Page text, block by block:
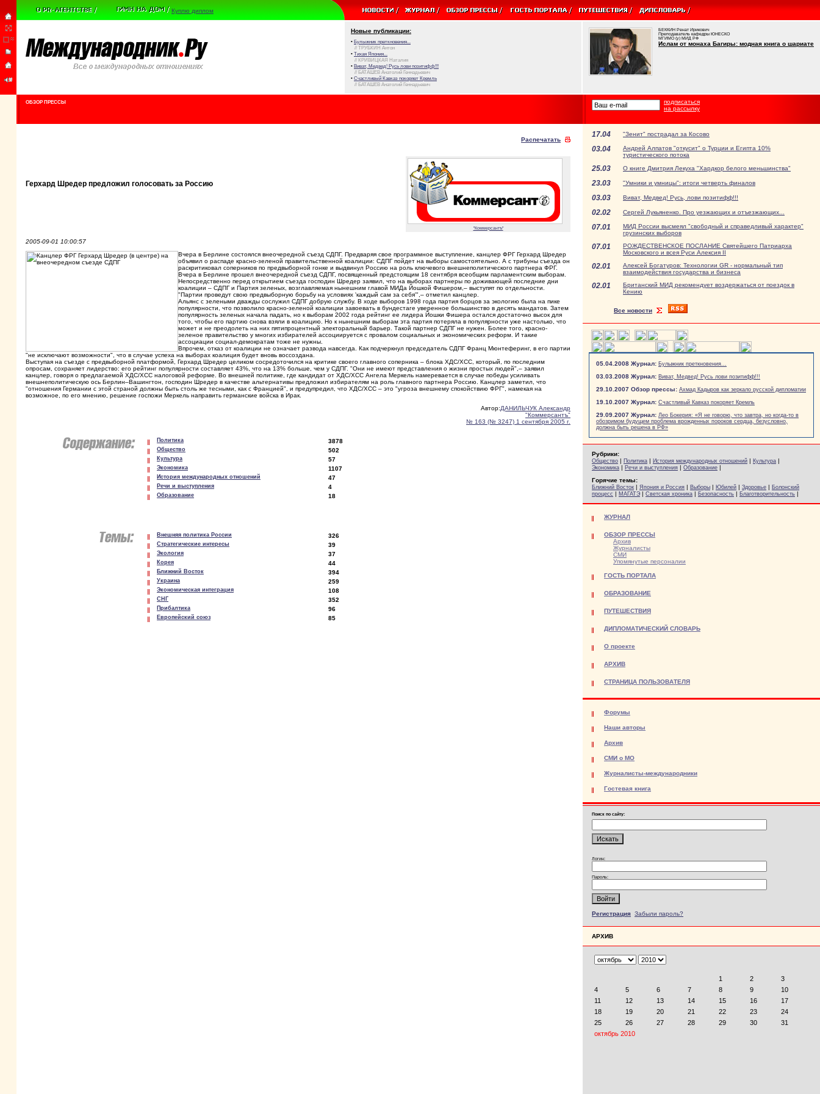
Куплю диплом
Новые публикации:
• Булыжник преткновения...
// ТРУБКИН Антон
• Тихая Япония...
// КРИВИЦКАЯ Наталия
• Виват, Медвед! Русь лови позитифф!!!
// БАТАШЕВ Анатолий Геннадьевич
• Счастливый Кавказ покоряет Кремль
// БАТАШЕВ Анатолий Геннадьевич
БЕККИН Ренат Ирикович
Преподаватель кафедры ЮНЕСКО
МГИМО (у) МИД РФ
Ислам от монаха Багиры: модная книга о шариате
ОБЗОР ПРЕССЫ
подписаться
на рассылку
Распечатать
Герхард Шредер предложил голосовать за Россию
"Коммерсантъ"
2005-09-01 10:00:57
Вчера в Берлине состоялся внеочередной съезд СДПГ. Предваряя свое программное выступление, канцлер ФРГ Герхард Шредер
объявил о распаде красно-зеленой правительственной коалиции: СДПГ пойдет на выборы самостоятельно. А с трибуны съезда он
раскритиковал соперников по предвыборной гонке и выдвинул Россию на роль ключевого внешнеполитического партнера ФРГ.
Вчера в Берлине прошел внеочередной съезд СДПГ, посвященный предстоящим 18 сентября всеобщим парламентским выборам.
Непосредственно перед открытием съезда господин Шредер заявил, что на выборах партнеры по доживающей последние дни
коалиции – СДПГ и Партия зеленых, возглавляемая нынешним главой МИДа Йошкой Фишером,– выступят по отдельности.
"Партии проведут свою предвыборную борьбу на условиях 'каждый сам за себя'",– отметил канцлер.
Альянс с зелеными дважды сослужил СДПГ добрую службу. В ходе выборов 1998 года партия борцов за экологию была на пике
популярности, что позволило красно-зеленой коалиции завоевать в бундестаге уверенное большинство в десять мандатов. Затем
популярность зеленых начала падать, но к выборам 2002 года рейтинг ее лидера Йошки Фишера остался достаточно высок для
того, чтобы его партию снова взяли в коалицию. Но к нынешним выборам эта партия потеряла в популярности уже настолько, что
может и не преодолеть на них пятипроцентный электоральный барьер. Такой партнер СДПГ не нужен. Более того, красно-
зеленое правительство у многих избирателей ассоциируется с провалом социальных и экономических реформ. И такие
ассоциации социал-демократам тоже не нужны.
Впрочем, отказ от коалиции не означает развода навсегда. Как подчеркнул председатель СДПГ Франц Мюнтеферинг, в его партии
"не исключают возможности", что в случае успеха на выборах коалиция будет вновь воссоздана.
Выступая на съезде с предвыборной платформой, Герхард Шредер целиком сосредоточился на критике своего главного соперника – блока ХДС/ХСС, который, по последним
опросам, сохраняет лидерство: его рейтинг популярности составляет 43%, что на 13% больше, чем у СДПГ. "Они не имеют представления о жизни простых людей",– заявил
канцлер, говоря о предлагаемой ХДС/ХСС налоговой реформе. Во внешней политике, где кандидат от ХДС/ХСС Ангела Меркель намеревается в случае победы усиливать
внешнеполитическую ось Берлин–Вашингтон, господин Шредер в качестве альтернативы предложил избирателям на роль главного партнера Россию. Канцлер заметил, что
"отношения Германии с этой страной должны быть столь же тесными, как с Францией", и предупредил, что ХДС/ХСС – это "угроза внешнему спокойствию ФРГ", намекая на
возможное, по его мнению, решение госпожи Меркель направить германские войска в Ирак.
Автор:ДАНИЛЬЧУК Александр
"Коммерсантъ"
№ 163 (№ 3247) 1 сентября 2005 г.
Политика 3878
Общество 502
Культура 57
Экономика 1107
История международных отношений 47
Речи и выступления 4
Образование 18
Внешняя политика России 326
Стратегические интересы 39
Экология 37
Корея 44
Ближний Восток 394
Украина 259
Экономическая интеграция 108
СНГ 352
Прибалтика 96
Европейский союз 85
17.04 "Зенит" пострадал за Косово
03.04
Андрей Алпатов "откусит" о Турции и Египта 10%
туристического потока
25.03 О книге Дмитрия Лекуха "Хардкор белого меньшинства"
23.03 "Умники и умницы": итоги четверть финалов
03.03 Виват, Медвед! Русь, лови позитифф!!!
02.02 Сергей Лукьяненко. Про уезжающих и отъезжающих...
07.01
МИД России высмеял "свободный и справедливый характер"
грузинских выборов
07.01
РОЖДЕСТВЕНСКОЕ ПОСЛАНИЕ Святейшего Патриарха
Московского и всея Руси Алексия II
02.01
Алексей Богатуров: Технологии GR - нормальный тип
взаимодействия государства и бизнеса
02.01
Британский МИД рекомендует воздержаться от поездок в
Кению
Все новости
05.04.2008 Журнал: Булыжник преткновения...
03.03.2008 Журнал: Виват, Медвед! Русь лови позитифф!!!
29.10.2007 Обзор прессы: Ахмад Кадыров как зеркало русской дипломатии
19.10.2007 Журнал: Счастливый Кавказ покоряет Кремль
29.09.2007 Журнал: Лео Бокерия: «Я не говорю, что завтра, но когда-то в
обозримом будущем проблема врожденных пороков сердца, безусловно,
должна быть решена в РФ»
Рубрики:
Общество | Политика | История международных отношений | Культура |
Экономика | Речи и выступления | Образование |
Горячие темы:
Ближний Восток | Япония и Россия | Выборы | Юбилей | Здоровье | Болонский
процесс | МАГАТЭ | Светская хроника | Безопасность | Благотворительность |
ЖУРНАЛ
ОБЗОР ПРЕССЫ
Архив
Журналисты
СМИ
Упомянутые персоналии
ГОСТЬ ПОРТАЛА
ОБРАЗОВАНИЕ
ПУТЕШЕСТВИЯ
ДИПЛОМАТИЧЕСКИЙ СЛОВАРЬ
О проекте
АРХИВ
СТРАНИЦА ПОЛЬЗОВАТЕЛЯ
Форумы
Наши авторы
Архив
СМИ о МО
Журналисты-международники
Гостевая книга
Поиск по сайту:
Логин:
Пароль:
Регистрация Забыли пароль?
АРХИВ